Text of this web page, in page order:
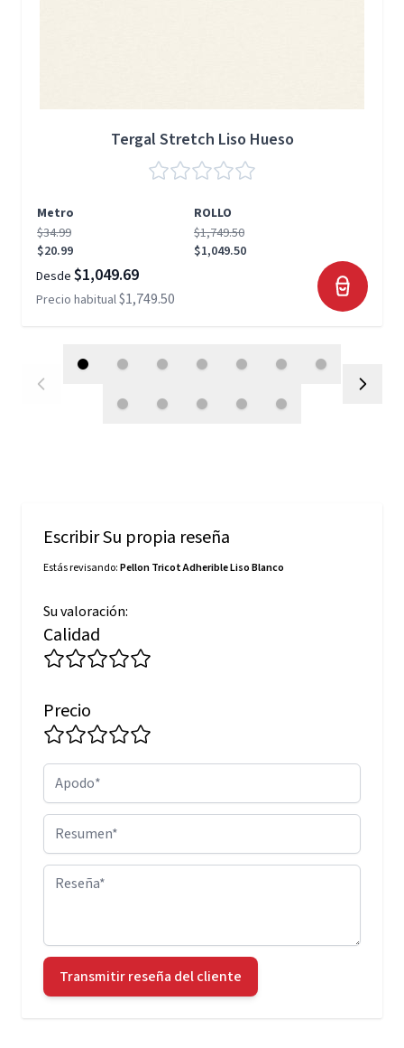
Tergal Stretch Liso Hueso
Metro
ROLLO
$34.99
$20.99
$1,749.50
$1,049.50
Desde $1,049.69
Precio habitual$1,749.50
Escribir Su propia reseña
Estás revisando:Pellon Tricot Adherible Liso Blanco
Su valoración:
Calidad
Precio
Apodo
Resumen
Reseña
Transmitir reseña del cliente